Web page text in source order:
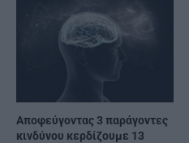
Αποφεύγοντας 3 παράγοντες
κινδύνου κερδίζουμε 13